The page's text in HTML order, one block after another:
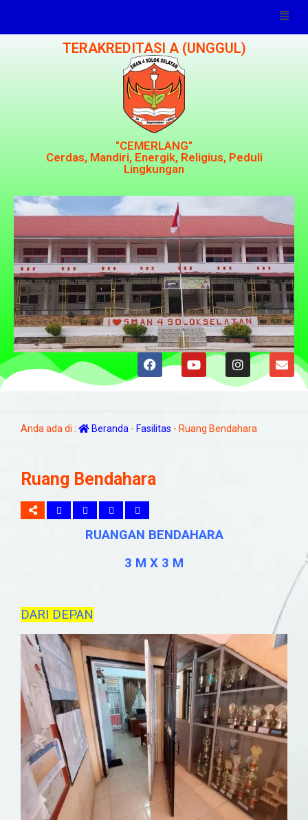
TERAKREDITASI A (UNGGUL)
"CEMERLANG"
Cerdas, Mandiri, Energik, Religius, Peduli
Lingkungan
Anda ada di : Beranda - Fasilitas - Ruang Bendahara
Ruang Bendahara
RUANGAN BENDAHARA
3 M X 3 M
DARI DEPAN